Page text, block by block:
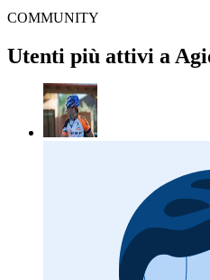
COMMUNITY
Utenti più attivi a